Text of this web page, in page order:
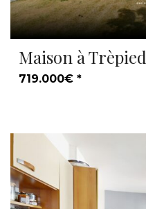
Maison à Trèpied
719.000€ *